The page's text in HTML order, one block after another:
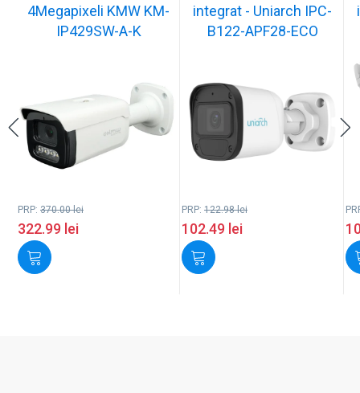
4Megapixeli KMW KM-
IP429SW-A-K
PRP: 370.00lei
322.99 lei
integrat - Uniarch IPC-
B122-APF28-ECO
PRP: 122.98lei
102.49 lei